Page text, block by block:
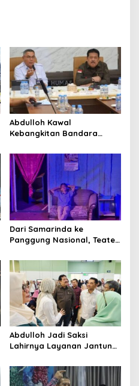
Abdulloh Kawal
Kebangkitan Bandara
Dorong Keberlanjutan
Proyek Strategis
Dari Samarinda ke
Panggung Nasional, Teater
Kalimantan ke FTRN ISI
Yogyakarta
Abdulloh Jadi Saksi
Lahirnya Layanan Jantung
Jawaban Kebutuhan
Rakyat